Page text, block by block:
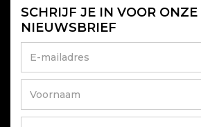
SCHRIJF JE IN VOOR ONZE
NIEUWSBRIEF